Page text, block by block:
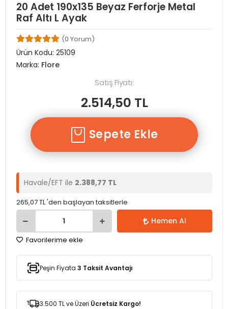
20 Adet 190x135 Beyaz Ferforje Metal
Raf Altı L Ayak
(0 Yorum)
Ürün Kodu: 25109
Marka: Flore
Satış Fiyatı:
2.514,50 TL
Sepete Ekle
Havale/EFT ile 2.388,77 TL
265,07 TL 'den başlayan taksitlerle
Hemen Al
Favorilerime ekle
Peşin Fiyata 3 Taksit Avantajı
3.500 TL ve Üzeri Ücretsiz Kargo!